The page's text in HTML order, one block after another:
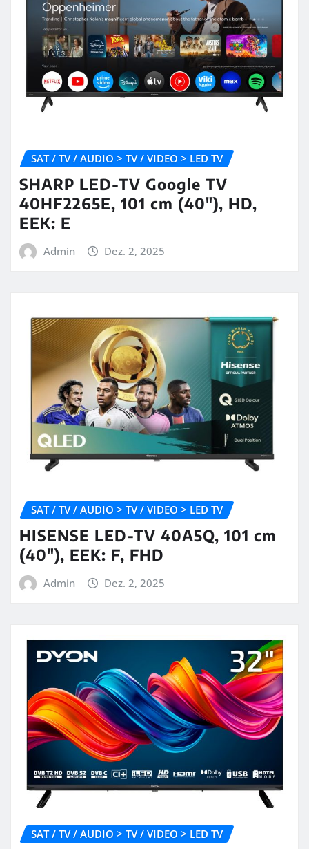
SAT / TV / AUDIO > TV / VIDEO > LED TV
SHARP LED-TV Google TV
40HF2265E, 101 cm (40″), HD,
EEK: E
Admin Dez. 2, 2025
SAT / TV / AUDIO > TV / VIDEO > LED TV
HISENSE LED-TV 40A5Q, 101 cm
(40″), EEK: F, FHD
Admin Dez. 2, 2025
SAT / TV / AUDIO > TV / VIDEO > LED TV